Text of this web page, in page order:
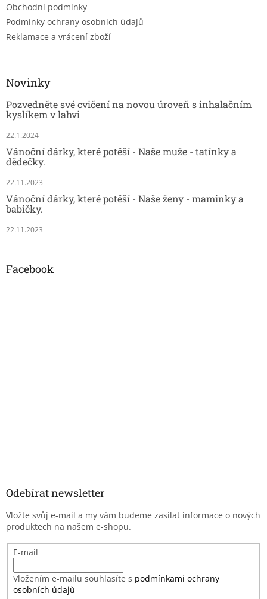
Obchodní podmínky
Podmínky ochrany osobních údajů
Reklamace a vrácení zboží
Novinky
Pozvedněte své cvičení na novou úroveň s inhalačním
kyslíkem v lahvi
22.1.2024
Vánoční dárky, které potěší - Naše muže - tatínky a
dědečky.
22.11.2023
Vánoční dárky, které potěší - Naše ženy - maminky a
babičky.
22.11.2023
Facebook
Odebírat newsletter
Vložte svůj e-mail a my vám budeme zasílat informace o nových
produktech na našem e-shopu.
E-mail
Vložením e-mailu souhlasíte s podmínkami ochrany
osobních údajů